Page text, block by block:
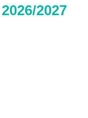
2027